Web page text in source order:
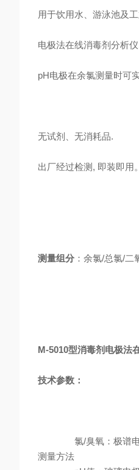
用于饮用水、游泳池及
电极法在线消毒剂分析
pH电极在余氯测量时可
无试剂、无消耗品.
出厂经过检测, 即装即用。
测量组分：余氯/总氯/二
M-5010型消毒剂电极法
技术参数：
测量方法
氯/臭氧：极谱